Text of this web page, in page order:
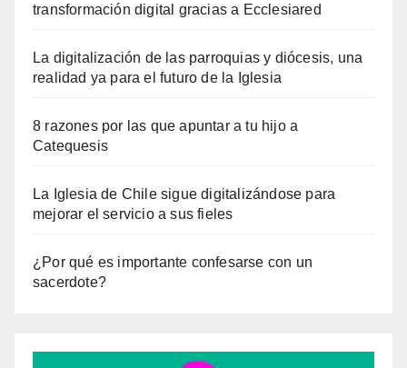
transformación digital gracias a Ecclesiared
La digitalización de las parroquias y diócesis, una
realidad ya para el futuro de la Iglesia
8 razones por las que apuntar a tu hijo a
Catequesis
La Iglesia de Chile sigue digitalizándose para
mejorar el servicio a sus fieles
¿Por qué es importante confesarse con un
sacerdote?